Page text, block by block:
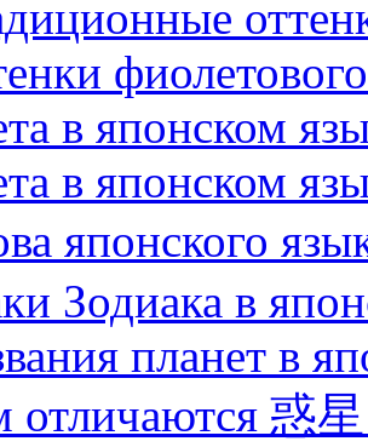
в японском
в японском
японского
Зодиака в
планет в
отличаются 惑